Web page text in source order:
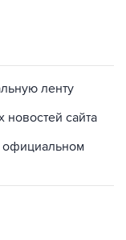
ленту
новостей сайта
официальном